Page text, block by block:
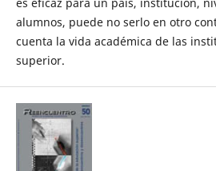
alumnos, puede no serlo en otro
cuenta la vida académica de las
superior.